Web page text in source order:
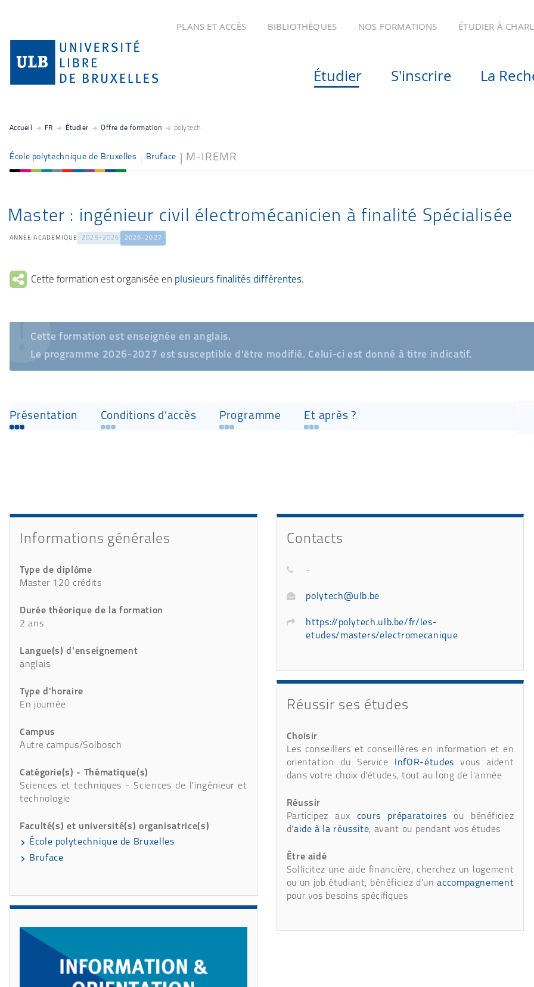
PLANS ET ACCÈS BIBLIOTHÈQUES NOS FORMATIONS ÉTUDIER À
Étudier S'inscrire La
Accueil FR Étudier Offre de formation polytech
École polytechnique de Bruxelles Bruface M-IREMR
Master : ingénieur civil électromécanicien à finalité Spécialisée
ANNÉE ACADÉMIQUE 2025-2026 2026-2027
Cette formation est organisée en plusieurs finalités différentes.
Cette formation est enseignée en anglais.
Le programme 2026-2027 est susceptible d'être modifié. Celui-ci est donné à titre indicatif.
Accéder
aux
Présentation Conditions d’accès Programme Et après ?
Détails
Informations générales
Type de diplôme
Master 120 crédits
Durée théorique de la formation
2 ans
Langue(s) d'enseignement
anglais
Type d'horaire
En journée
Campus
Autre campus/Solbosch
Catégorie(s) - Thématique(s)
Sciences et techniques - Sciences de l'ingénieur et
technologie
Faculté(s) et université(s) organisatrice(s)
École polytechnique de Bruxelles
Bruface
Contacts
-
polytech@ulb.be
https://polytech.ulb.be/fr/les-
etudes/masters/electromecanique
Réussir ses études
Choisir
Les conseillers et conseillères en information et en
orientation du Service
InfOR-études vous aident
dans votre choix d'études, tout au long de l'année
Réussir
Participez aux cours préparatoires ou bénéficiez
d'aide à la réussite, avant ou pendant vos études
Être aidé
Sollicitez une aide financière, cherchez un logement
ou un job étudiant, bénéficiez d'unaccompagnement
pour vos besoins spécifiques